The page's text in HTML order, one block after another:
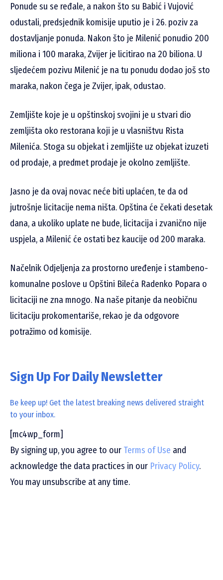
Ponude su se ređale, a nakon što su Babić i Vujović
odustali, predsjednik komisije uputio je i 26. poziv za
dostavljanje ponuda. Nakon što je Milenić ponudio 200
miliona i 100 maraka, Zvijer je licitirao na 20 biliona. U
sljedećem pozivu Milenić je na tu ponudu dodao još sto
maraka, nakon čega je Zvijer, ipak, odustao.
Zemljište koje je u opštinskoj svojini je u stvari dio
zemljišta oko restorana koji je u vlasništvu Rista
Milenića. Stoga su objekat i zemljište uz objekat izuzeti
od prodaje, a predmet prodaje je okolno zemljište.
Jasno je da ovaj novac neće biti uplaćen, te da od
jutrošnje licitacije nema ništa. Opština će čekati desetak
dana, a ukoliko uplate ne bude, licitacija i zvanično nije
uspjela, a Milenić će ostati bez kaucije od 200 maraka.
Načelnik Odjeljenja za prostorno uređenje i stambeno-
komunalne poslove u Opštini Bileća Radenko Popara o
licitaciji ne zna mnogo. Na naše pitanje da neobičnu
licitaciju prokomentariše, rekao je da odgovore
potražimo od komisije.
Sign Up For Daily Newsletter
Be keep up! Get the latest breaking news delivered straight
to your inbox.
[mc4wp_form]
By signing up, you agree to our Terms of Use and
acknowledge the data practices in our Privacy Policy.
You may unsubscribe at any time.